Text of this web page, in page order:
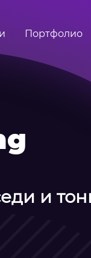
Портфолио
и